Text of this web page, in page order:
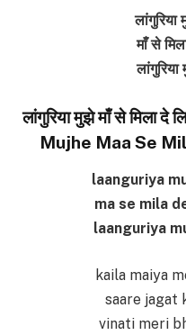
लांगुरिया
माँ से
लांगुरिया मुझे माँ से मिला
Mujhe Maa Se
laanguriya
ma se mila
laanguriya
kaila maiya
saare jagat
vinati meri